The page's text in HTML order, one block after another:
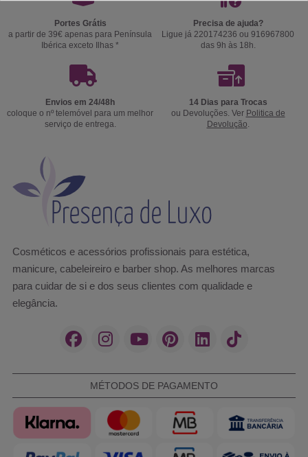
Portes Grátis
a partir de 39€ apenas para Península
Ibérica exceto Ilhas *
Precisa de ajuda?
Ligue já 220174236 ou 916967800
das 9h às 18h.
Envios em 24/48h
coloque o nº telemóvel para um melhor
serviço de entrega.
14 Dias para Trocas
ou Devoluções. Ver Politica de
Devolução.
Cosméticos e acessórios profissionais para estética,
manicure, cabeleireiro e barber shop. As melhores marcas
para cuidar de si e dos seus clientes com qualidade e
elegância.
MÉTODOS DE PAGAMENTO